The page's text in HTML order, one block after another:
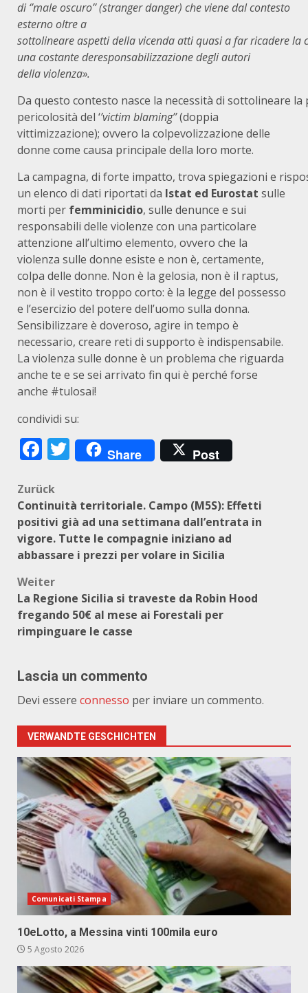
di ‘’male oscuro’’ (stranger danger) che viene dal contesto
esterno oltre a
sottolineare aspetti della vicenda atti quasi a far ricadere la
una costante deresponsabilizzazione degli autori
della violenza».
Da questo contesto nasce la necessità di sottolineare
pericolosità del ‘’victim blaming’’(doppia
vittimizzazione); ovvero la colpevolizzazione delle
donne come causa principale della loro morte.
La campagna, di forte impatto, trova spiegazioni e
un elenco di dati riportati da Istat ed Eurostat sulle
morti per femminicidio, sulle denunce e sui
responsabili delle violenze con una particolare
attenzione all’ultimo elemento, ovvero che la
violenza sulle donne esiste e non è, certamente,
colpa delle donne. Non è la gelosia, non è il raptus,
non è il vestito troppo corto: è la legge del possesso
e l’esercizio del potere dell’uomo sulla donna.
Sensibilizzare è doveroso, agire in tempo è
necessario, creare reti di supporto è indispensabile.
La violenza sulle donne è un problema che riguarda
anche te e se sei arrivato fin qui è perché forse
anche #tulosai!
condividi su:
Facebook
Twitter
Share Post
Beitragsnavigation
Zurück
Continuità territoriale. Campo (M5S): Effetti
positivi già ad una settimana dall’entrata in
vigore. Tutte le compagnie iniziano ad
abbassare i prezzi per volare in Sicilia
Weiter
La Regione Sicilia si traveste da Robin Hood
fregando 50€ al mese ai Forestali per
rimpinguare le casse
Lascia un commento
Devi essere connesso per inviare un commento.
VERWANDTE GESCHICHTEN
Comunicati Stampa
10eLotto, a Messina vinti 100mila euro
5 Agosto 2026